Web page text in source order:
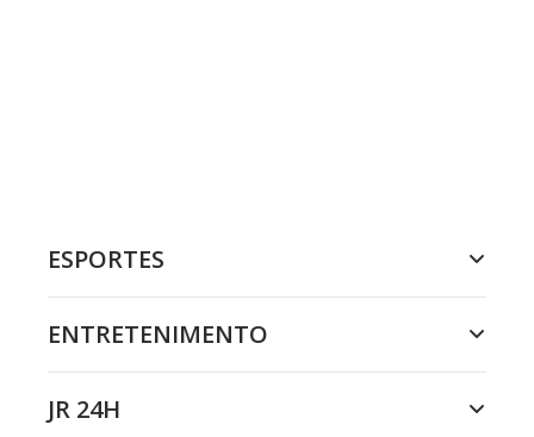
ESPORTES
ENTRETENIMENTO
JR 24H